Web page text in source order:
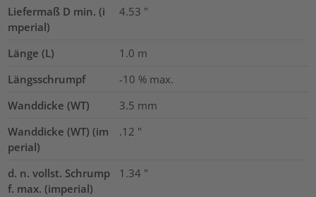
Liefermaß D min. (i
mperial)
4.53 "
Länge (L) 1.0 m
Längsschrumpf
-10 % max.
Wanddicke (WT)
3.5 mm
Wanddicke (WT) (im
perial)
.12 "
d. n. vollst. Schrump
f. max. (imperial)
1.34 "